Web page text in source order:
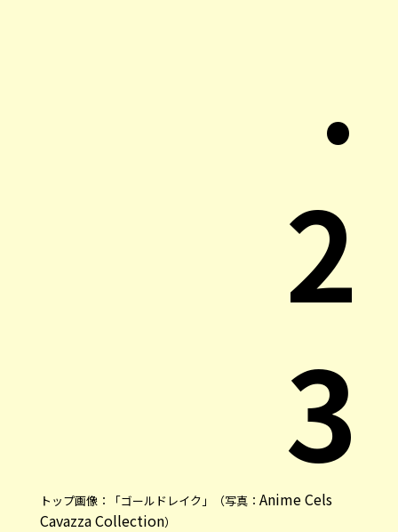
.
2
3
トップ画像：「ゴールドレイク」（写真： Anime Cels
Cavazza Collection）